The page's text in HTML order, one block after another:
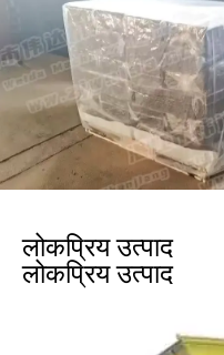
लोकप्रिय उत्पाद
लोकप्रिय उत्पाद